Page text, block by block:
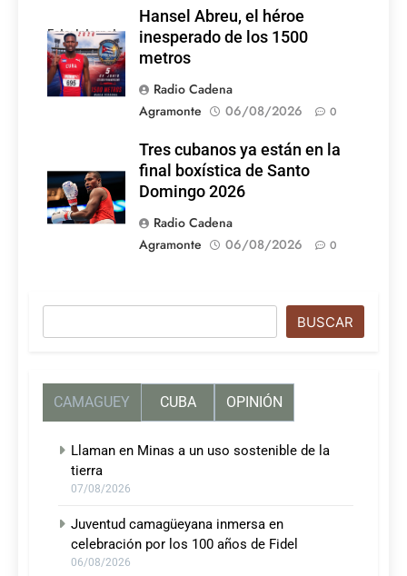
Foto: Internet
Hansel Abreu, el héroe
inesperado de los 1500
metros
Radio Cadena
Agramonte
06/08/2026 0
Tres cubanos ya están en la
final boxística de Santo
Domingo 2026
Radio Cadena
Agramonte
06/08/2026 0
BUSCAR
CAMAGUEY CUBA OPINIÓN
Llaman en Minas a un uso sostenible de la
tierra
07/08/2026
Juventud camagüeyana inmersa en
celebración por los 100 años de Fidel
06/08/2026